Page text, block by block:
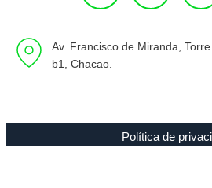
Av. Francisco de Miranda,
b1, Chacao.
Política de